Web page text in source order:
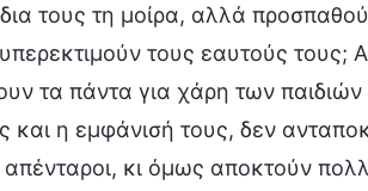
τους τη μοίρα, αλλά
τους εαυτούς τους;
τα πάντα για χάρη των παιδιών
η εμφάνισή τους, δεν
απένταροι, κι όμως αποκτούν